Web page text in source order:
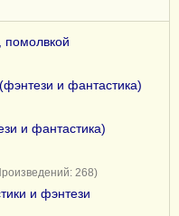
помолвкой
и фантастика)
и фантастика)
268)
и фэнтези